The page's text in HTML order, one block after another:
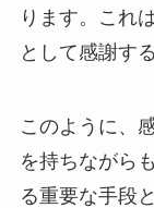
ります。これ
として感謝す
このように、
を持ちながら
る重要な手段